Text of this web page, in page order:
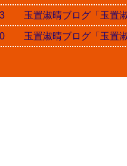
玉置淑晴ブログ「玉置淑
玉置淑晴ブログ「玉置淑